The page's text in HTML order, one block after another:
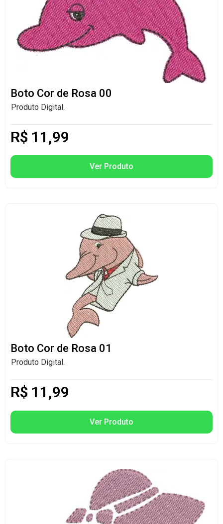
Boto Cor de Rosa 00
Produto Digital.
R$ 11,99
Ver Produto
Boto Cor de Rosa 01
Produto Digital.
R$ 11,99
Ver Produto